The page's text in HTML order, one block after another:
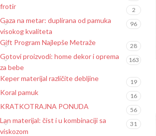
frotir 2
Gaza na metar: duplirana od pamuka
visokog kvaliteta
96
Gift Program Najlepše Metraže 28
Gotovi proizvodi: home dekor i oprema
za bebe
163
Keper materijal različite debljine 19
Koral pamuk 16
KRATKOTRAJNA PONUDA 56
Lan materijal: čist i u kombinaciji sa
viskozom
31